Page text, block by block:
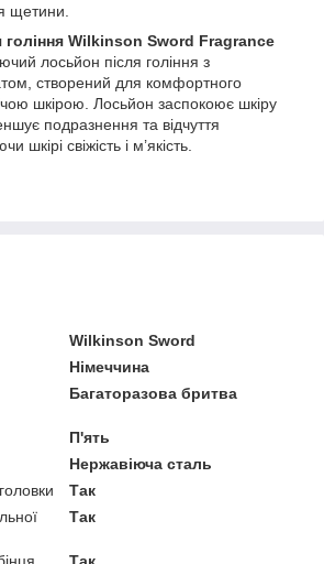
щетини.
гоління Wilkinson Sword Fragrance
лосьйон після гоління з
створений для комфортного
шкірою. Лосьйон заспокоює шкіру
подразнення та відчуття
шкірі свіжість і м’якість.
Wilkinson Sword
Німеччина
Багаторазова бритва
П'ять
Нержавіюча сталь
Так
Так
Так